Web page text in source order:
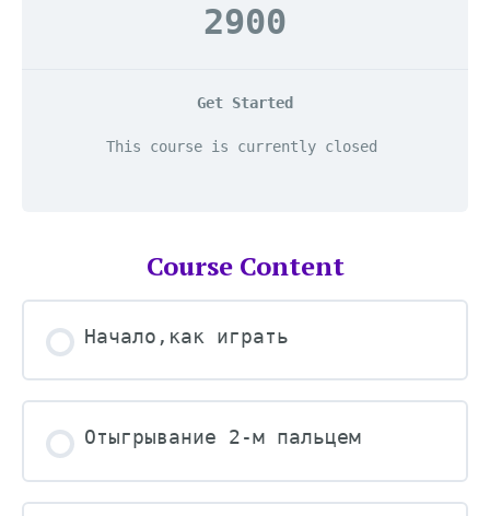
2900
Get Started
This course is currently closed
Course Content
Начало,как играть
Отыгрывание 2-м пальцем